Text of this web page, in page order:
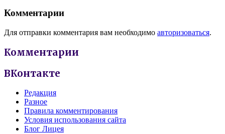
Комментарии
Для отправки комментария вам необходимо авторизоваться.
Комментарии
ВКонтакте
Редакция
Разное
Правила комментирования
Условия использования сайта
Блог Лицея